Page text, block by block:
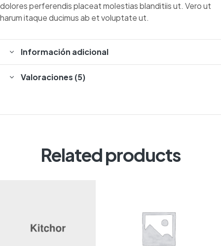
dolores perferendis placeat molestias blanditiis ut. Vero ut
harum itaque ducimus ab et voluptate ut.
Información adicional
Valoraciones (5)
Related products